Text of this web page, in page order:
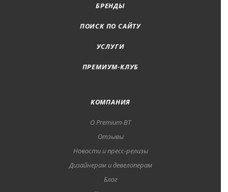
БРЕНДЫ
ПОИСК ПО САЙТУ
УСЛУГИ
ПРЕМИУМ-КЛУБ
КОМПАНИЯ
О Premium-BT
Отзывы
Новости и пресс-релизы
Дизайнерам и девелоперам
Блог